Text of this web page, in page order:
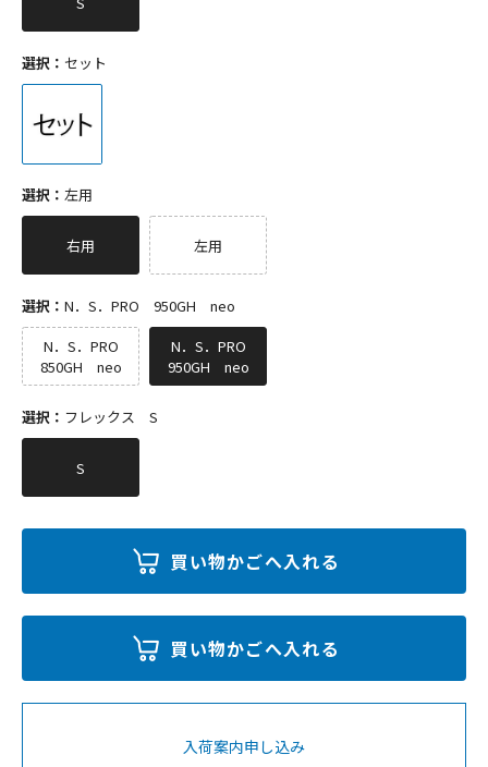
選択： セット
選択： 左用
右用 左用
選択： N．S．PRO 950GH neo
N．S．PRO
850GH neo
N．S．PRO
950GH neo
選択： フレックス S
S
入荷案内申し込み